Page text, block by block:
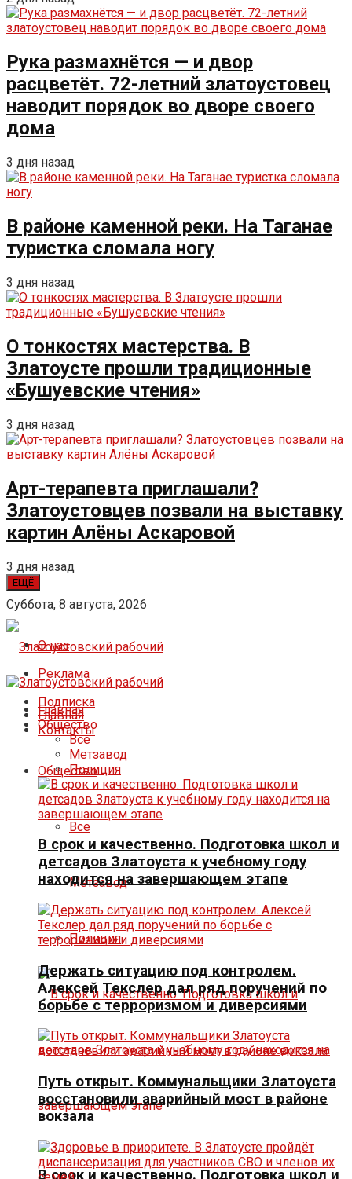
Рука размахнётся — и двор
расцветёт. 72-летний златоустовец
наводит порядок во дворе своего
дома
3 дня назад
В районе каменной реки. На Таганае
туристка сломала ногу
3 дня назад
О тонкостях мастерства. В
Златоусте прошли традиционные
«Бушуевские чтения»
3 дня назад
Арт-терапевта приглашали?
Златоустовцев позвали на выставку
картин Алёны Аскаровой
3 дня назад
ЕЩЁ
Суббота, 8 августа, 2026
О нас
Реклама
Подписка
Контакты
Главная
Общество
Все
Метзавод
Полиция
В срок и качественно. Подготовка школ и
Главная
Общество
Все
Метзавод
Полиция
В срок и качественно. Подготовка школ и
детсадов Златоуста к учебному году
находится на завершающем этапе
Держать ситуацию под контролем.
Алексей Текслер дал ряд поручений по
борьбе с терроризмом и диверсиями
Путь открыт. Коммунальщики Златоуста
восстановили аварийный мост в районе
вокзала